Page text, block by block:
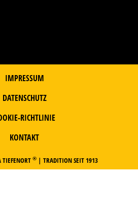
IMPRESSUM
DATENSCHUTZ
RICHTLINIE
KONTAKT
® | TRADITION SEIT 1913